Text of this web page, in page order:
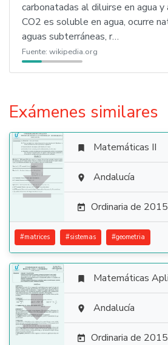
carbonatadas al diluirse en agua
CO2 es soluble en agua, ocurre
aguas subterráneas, r…
Fuente: wikipedia.org
Exámenes similares

 Matemáticas II
 Andalucía
 Ordinaria de 2015
#matrices #sistemas #geometria

 Matemáticas
 Andalucía
 Ordinaria de 2015